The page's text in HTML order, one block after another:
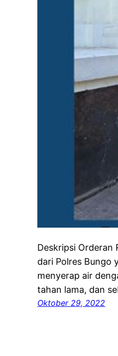
Deskripsi Orderan
dari Polres Bungo
menyerap air
tahan lama, dan
Oktober 29, 2022